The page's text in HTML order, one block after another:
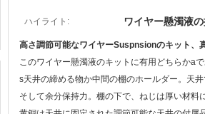
ハイライト: ワイヤー懸濁液
高さ調節可能なワイヤーSuspnsionのキット、
このワイヤー懸濁液のキットに有用どちらかa
s天井の締める物か中間の棚のホールダー。天
そして余分保持力。棚の下で、ねじは厚い材料